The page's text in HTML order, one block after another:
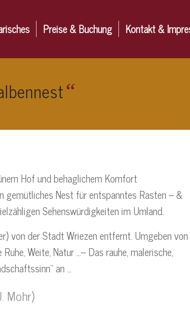
Preise & Buchung Kontakt &
“
Hof und behaglichem Komfort
gemütliches Nest für entspanntes Rasten – &
Sehenswürdigkeiten im Umland.
von der Stadt Wriezen entfernt. Umgeben von
Weite, Natur …– Das rauhe, malerische,
an …
Mohr)